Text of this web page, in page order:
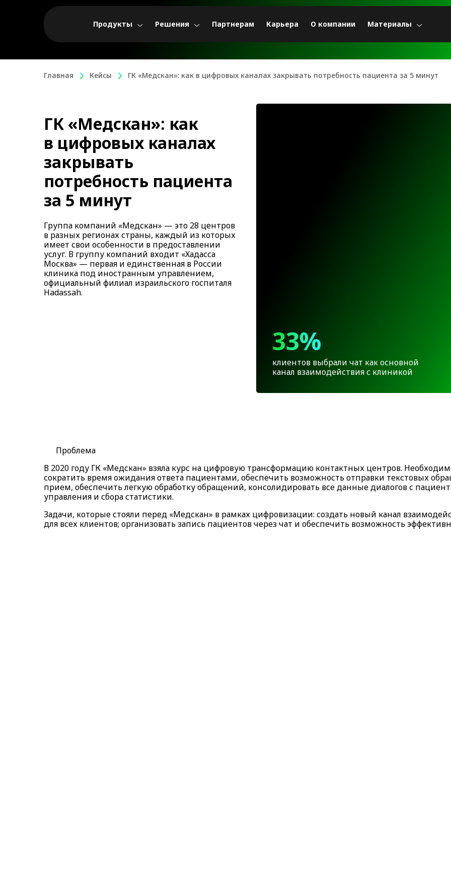
Продукты Решения Партнерам Карьера О компании Материалы
Главная Кейсы ГК «Медскан»: как в цифровых каналах закрывать потребность пациента за 5 минут
ГК «Медскан»: как
в цифровых каналах
закрывать
потребность пациента
за 5 минут
Группа компаний «Медскан» — это 28 центров
в разных регионах страны, каждый из которых
имеет свои особенности в предоставлении
услуг. В группу компаний входит «Хадасса
Москва» — первая и единственная в России
клиника под иностранным управлением,
официальный филиал израильского госпиталя
Hadassah.
33%
клиентов выбрали чат как основной
канал взаимодействия с клиникой
Проблема
В 2020 году ГК «Медскан» взяла курс на цифровую трансформацию контактных центров.
сократить время ожидания ответа пациентами, обеспечить возможность отправки текстовых
прием, обеспечить легкую обработку обращений, консолидировать все данные диалогов с
управления и сбора статистики.
Задачи, которые стояли перед «Медскан» в рамках цифровизации: создать новый канал
для всех клиентов; организовать запись пациентов через чат и обеспечить возможность